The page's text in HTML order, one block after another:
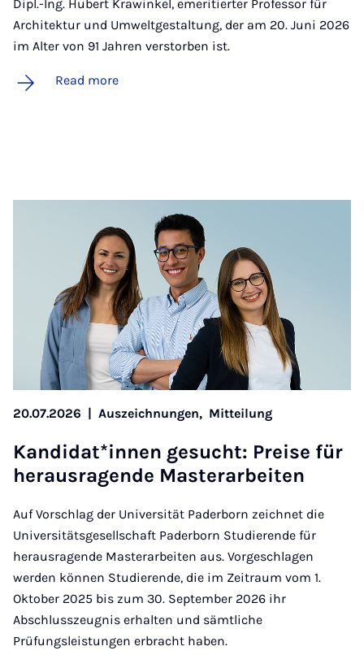
Dipl.-Ing. Hubert Krawinkel, emeritierter Professor für
Architektur und Umweltgestaltung, der am 20. Juni 2026
im Alter von 91 Jahren verstorben ist.
Read more
20.07.2026 Auszeichnungen, Mitteilung
Kan­did­at*innen ge­sucht: Pre­ise für
heraus­ra­gende Mas­ter­arbeiten
Auf Vorschlag der Universität Paderborn zeichnet die
Universitätsgesellschaft Paderborn Studierende für
herausragende Masterarbeiten aus. Vorgeschlagen
werden können Studierende, die im Zeitraum vom 1.
Oktober 2025 bis zum 30. September 2026 ihr
Abschlusszeugnis erhalten und sämtliche
Prüfungsleistungen erbracht haben.